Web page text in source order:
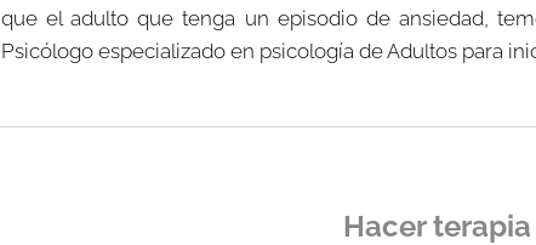
que el adulto que tenga un episodio de ansiedad,
Psicólogo especializado en psicología de Adultos para
Hacer